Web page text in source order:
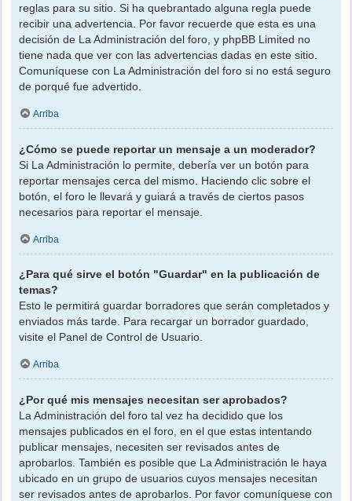
reglas para su sitio. Si ha quebrantado alguna regla puede
recibir una advertencia. Por favor recuerde que esta es una
decisión de La Administración del foro, y phpBB Limited no
tiene nada que ver con las advertencias dadas en este sitio.
Comuníquese con La Administración del foro si no está seguro
de porqué fue advertido.
Arriba
¿Cómo se puede reportar un mensaje a un moderador?
Si La Administración lo permite, debería ver un botón para
reportar mensajes cerca del mismo. Haciendo clic sobre el
botón, el foro le llevará y guiará a través de ciertos pasos
necesarios para reportar el mensaje.
Arriba
¿Para qué sirve el botón "Guardar" en la publicación de
temas?
Esto le permitirá guardar borradores que serán completados y
enviados más tarde. Para recargar un borrador guardado,
visite el Panel de Control de Usuario.
Arriba
¿Por qué mis mensajes necesitan ser aprobados?
La Administración del foro tal vez ha decidido que los
mensajes publicados en el foro, en el que estas intentando
publicar mensajes, necesiten ser revisados antes de
aprobarlos. También es posible que La Administración le haya
ubicado en un grupo de usuarios cuyos mensajes necesitan
ser revisados antes de aprobarlos. Por favor comuníquese con